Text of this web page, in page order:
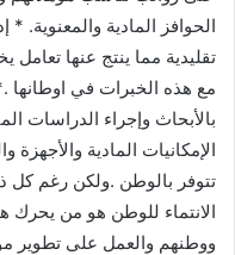
الحوافز المادية والمعنوية.
تقليدية مما ينتج عنها تعامل
مع هذه الخبرات في اوطانها
بالأبحاث وإجراء الدراسات
الإمكانيات المادية والأجهزة
تتوفر بالوطن .ولكن رغم
الانتماء للوطن هو من يحرك
ووطنهم والعمل على تطوير